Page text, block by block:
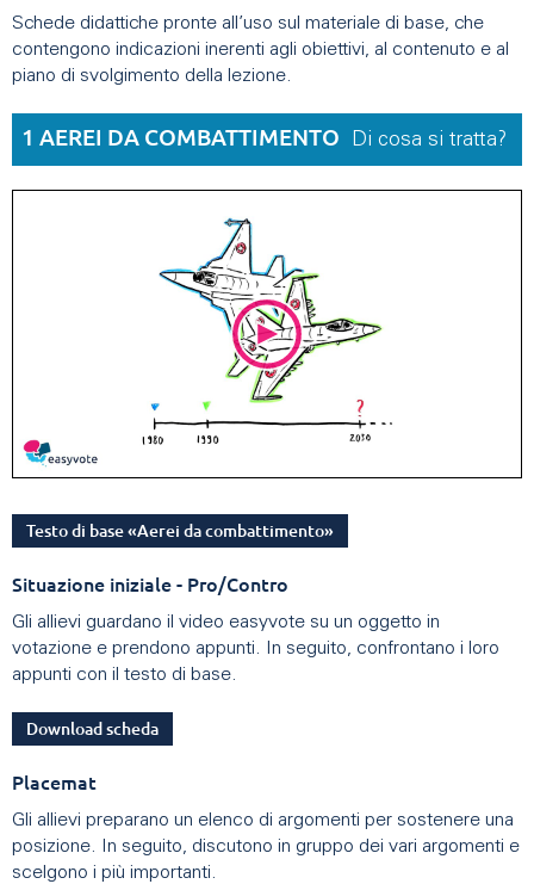
Schede didattiche pronte all’uso sul materiale di base, che
contengono indicazioni inerenti agli obiettivi, al contenuto e al
piano di svolgimento della lezione.
1 AEREI DA COMBATTIMENTO Di cosa si tratta?
Testo di base «Aerei da combattimento»
Situazione iniziale - Pro/Contro
Gli allievi guardano il video easyvote su un oggetto in
votazione e prendono appunti. In seguito, confrontano i loro
appunti con il testo di base.
Download scheda
Placemat
Gli allievi preparano un elenco di argomenti per sostenere una
posizione. In seguito, discutono in gruppo dei vari argomenti e
scelgono i più importanti.